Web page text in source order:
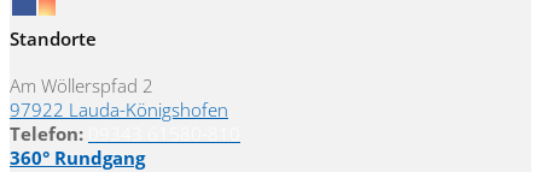
Standorte
Am Wöllerspfad 2
97922 Lauda-Königshofen
Telefon:
360° Rundgang